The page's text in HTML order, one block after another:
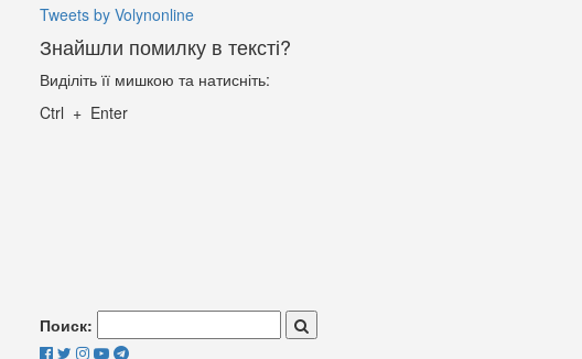
Tweets by Volynonline
Знайшли помилку в тексті?
Виділіть її мишкою та натисніть:
Ctrl + Enter
Поиск: